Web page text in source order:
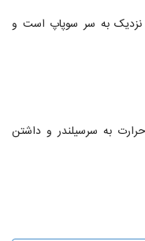
به سر سوپاپ است و
حرارت به سرسیلندر و داشتن